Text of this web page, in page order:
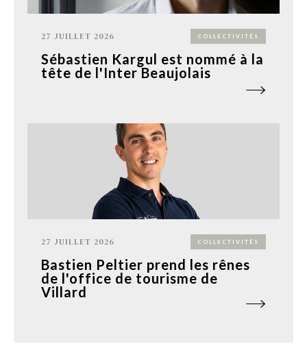
27 JUILLET 2026 COLLECTIVITÉS
Sébastien Kargul est nommé à la
tête de l'Inter Beaujolais
27 JUILLET 2026 COLLECTIVITÉS
Bastien Peltier prend les rênes
de l'office de tourisme de
Villard